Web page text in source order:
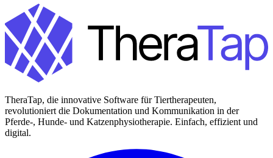
TheraTap, die innovative Software für Tiertherapeuten,
revolutioniert die Dokumentation und Kommunikation in der
Pferde-, Hunde- und Katzenphysiotherapie. Einfach, effizient und
digital.